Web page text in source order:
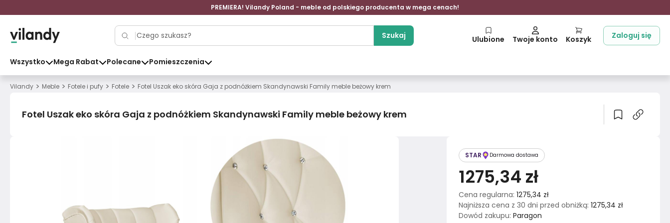
PREMIERA! Vilandy Poland - meble od polskiego producenta w mega cenach!
Szukaj Ulubione Twoje konto Koszyk Zaloguj się
Wszystko Mega Rabat Polecane Pomieszczenia
Vilandy > Meble > Fotele i pufy > Fotele > Fotel Uszak eko skóra Gaja z podnóżkiem Skandynawski Family meble beżowy krem
Fotel Uszak eko skóra Gaja z podnóżkiem Skandynawski Family meble beżowy krem
STAR Darmowa dostawa
1275,34 zł
Cena regularna: 1275,34 zł
Najniższa cena z 30 dni przed obniżką: 1275,34 zł
Dowód zakupu: Paragon